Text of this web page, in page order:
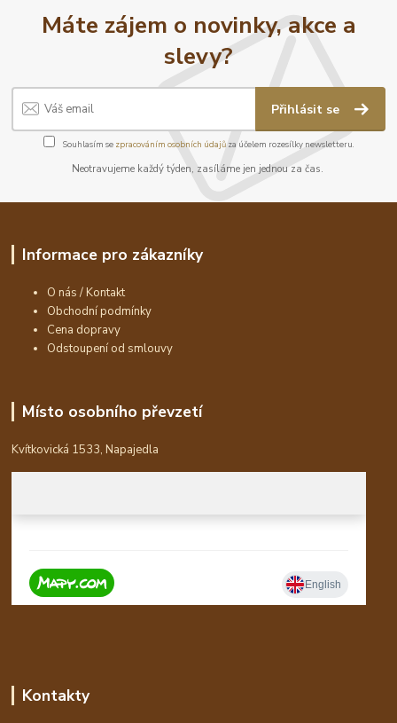
Máte zájem o novinky, akce a
slevy?
Přihlásit se
Souhlasím se zpracováním osobních údajůza účelem rozesílky newsletteru.
Neotravujeme každý týden, zasíláme jen jednou za čas.
Informace pro zákazníky
O nás / Kontakt
Obchodní podmínky
Cena dopravy
Odstoupení od smlouvy
Místo osobního převzetí
Kvítkovická 1533, Napajedla
Kontakty